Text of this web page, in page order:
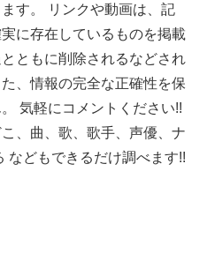
す。 リンクや動画は、記
に存在しているものを掲載
ともに削除されるなどされ
、情報の完全な正確性を保
気軽にコメントください!!
、曲、歌、歌手、声優、ナ
などもできるだけ調べます!!